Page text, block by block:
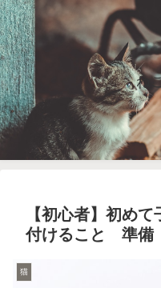
ね
【初心者】初め
付けること 準備
猫